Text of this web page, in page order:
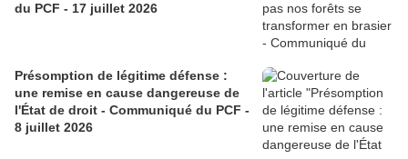
du PCF - 17 juillet 2026
Présomption de légitime défense :
une remise en cause dangereuse de
l'État de droit - Communiqué du PCF -
8 juillet 2026